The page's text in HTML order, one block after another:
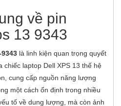
về pin
13 9343
9343 là linh kiện quan trọng quyết
laptop Dell XPS 13 thế hệ
cung cấp nguồn năng lượng
một cách ổn định trong nhiều
tố về dung lượng, mà còn ảnh